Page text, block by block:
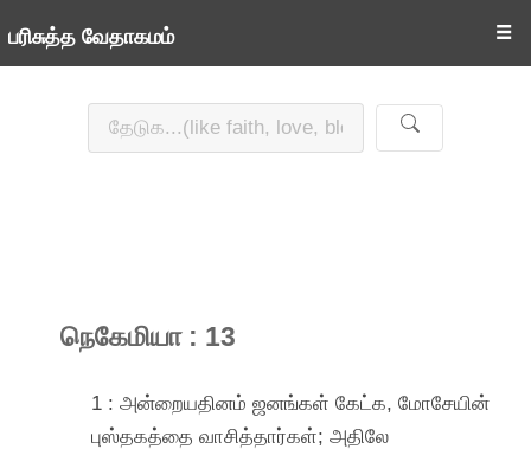
பரிசுத்த வேதாகமம் ☰
நெகேமியா : 13
1 : அன்றையதினம் ஜனங்கள் கேட்க, மோசேயின்
புஸ்தகத்தை வாசித்தார்கள்; அதிலே